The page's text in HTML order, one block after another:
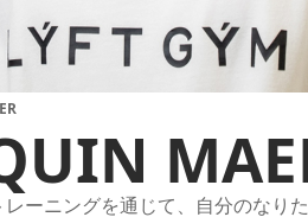
ーニングを通じて、自分のなり